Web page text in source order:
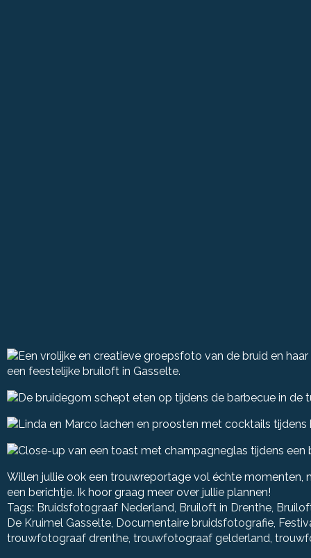
Willen jullie ook een trouwreportage vol échte
een berichtje. Ik hoor graag meer over jullie plannen!
Tags: Bruidsfotograaf Nederland Bruiloft in Drenthe
De Kruimel Gasselte Documentaire bruidsfotografie
trouwfotograaf drenthe trouwfotograaf gelderland